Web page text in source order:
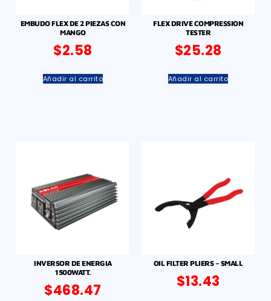
EMBUDO FLEX DE 2 PIEZAS CON
MANGO
$2.58
Añadir al carrito
FLEX DRIVE COMPRESSION
TESTER
$25.28
Añadir al carrito
INVERSOR DE ENERGIA
1500WATT.
$468.47
OIL FILTER PLIERS – SMALL
$13.43